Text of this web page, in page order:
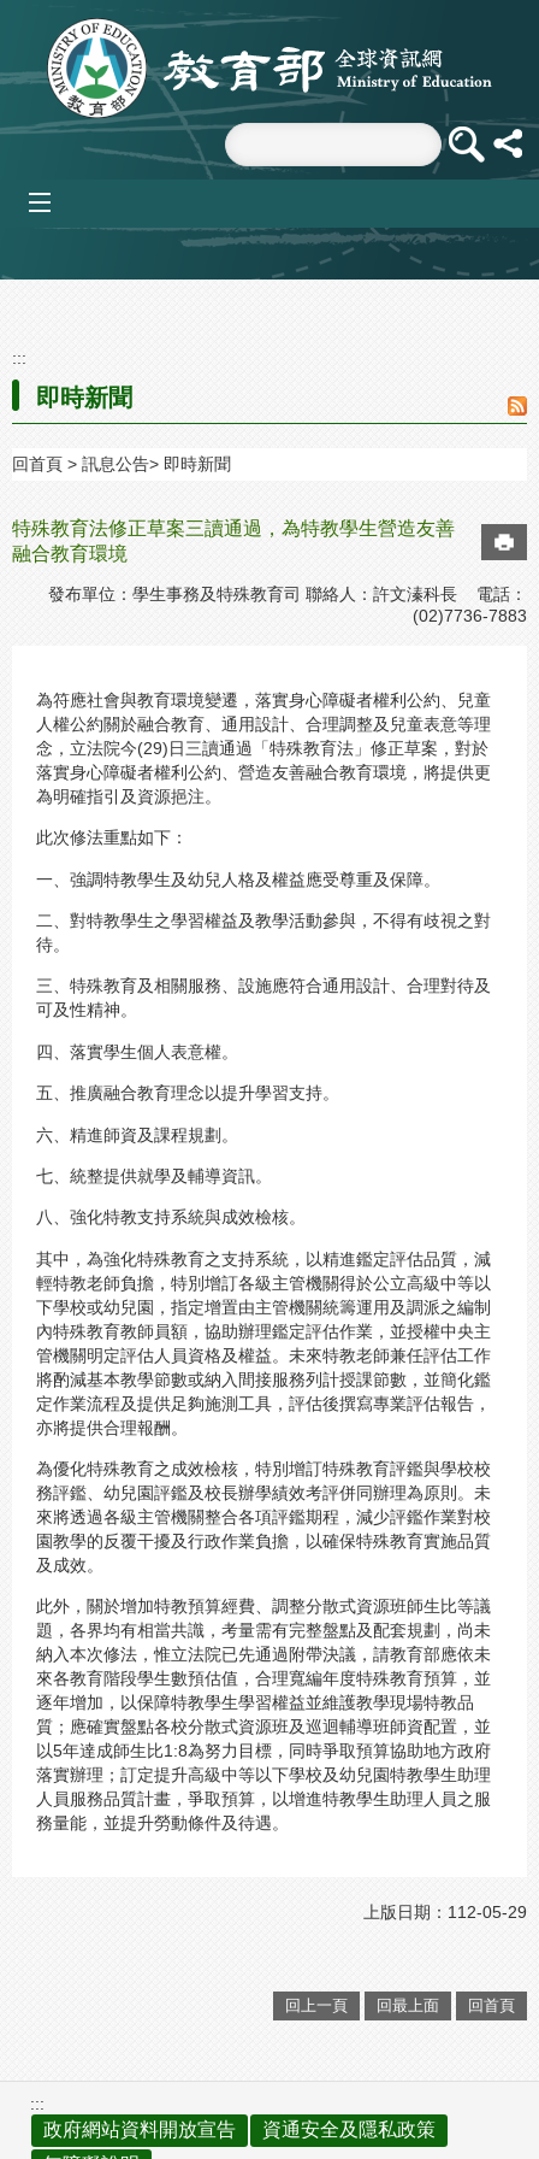
跳到主要內容區塊
:::
即時新聞
回首頁 訊息公告 即時新聞
特殊教育法修正草案三讀通過，為特教學生營造友善
融合教育環境
發布單位：學生事務及特殊教育司 聯絡人：許文溱科長 電話：
(02)7736-7883
為符應社會與教育環境變遷，落實身心障礙者權利公約、兒童
人權公約關於融合教育、通用設計、合理調整及兒童表意等理
念，立法院今(29)日三讀通過「特殊教育法」修正草案，對於
落實身心障礙者權利公約、營造友善融合教育環境，將提供更
為明確指引及資源挹注。
此次修法重點如下：
一、強調特教學生及幼兒人格及權益應受尊重及保障。
二、對特教學生之學習權益及教學活動參與，不得有歧視之對
待。
三、特殊教育及相關服務、設施應符合通用設計、合理對待及
可及性精神。
四、落實學生個人表意權。
五、推廣融合教育理念以提升學習支持。
六、精進師資及課程規劃。
七、統整提供就學及輔導資訊。
八、強化特教支持系統與成效檢核。
其中，為強化特殊教育之支持系統，以精進鑑定評估品質，減
輕特教老師負擔，特別增訂各級主管機關得於公立高級中等以
下學校或幼兒園，指定增置由主管機關統籌運用及調派之編制
內特殊教育教師員額，協助辦理鑑定評估作業，並授權中央主
管機關明定評估人員資格及權益。未來特教老師兼任評估工作
將酌減基本教學節數或納入間接服務列計授課節數，並簡化鑑
定作業流程及提供足夠施測工具，評估後撰寫專業評估報告，
亦將提供合理報酬。
為優化特殊教育之成效檢核，特別增訂特殊教育評鑑與學校校
務評鑑、幼兒園評鑑及校長辦學績效考評併同辦理為原則。未
來將透過各級主管機關整合各項評鑑期程，減少評鑑作業對校
園教學的反覆干擾及行政作業負擔，以確保特殊教育實施品質
及成效。
此外，關於增加特教預算經費、調整分散式資源班師生比等議
題，各界均有相當共識，考量需有完整盤點及配套規劃，尚未
納入本次修法，惟立法院已先通過附帶決議，請教育部應依未
來各教育階段學生數預估值，合理寬編年度特殊教育預算，並
逐年增加，以保障特教學生學習權益並維護教學現場特教品
質；應確實盤點各校分散式資源班及巡迴輔導班師資配置，並
以5年達成師生比1:8為努力目標，同時爭取預算協助地方政府
落實辦理；訂定提升高級中等以下學校及幼兒園特教學生助理
人員服務品質計畫，爭取預算，以增進特教學生助理人員之服
務量能，並提升勞動條件及待遇。
上版日期：112-05-29
回上一頁 回最上面 回首頁
:::
政府網站資料開放宣告
資通安全及隱私政策